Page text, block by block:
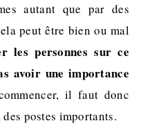
autant que par des
peut être bien ou mal
les personnes sur ce
avoir une importance
il faut donc
postes importants.